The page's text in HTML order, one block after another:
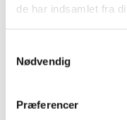
de har indsamlet fra
Nødvendig
Præferencer